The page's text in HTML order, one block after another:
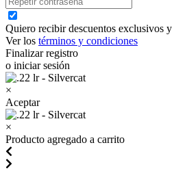
Quiero recibir descuentos exclusivos
Ver los términos y condiciones
Finalizar registro
o iniciar sesión
×
Aceptar
×
Producto agregado a carrito